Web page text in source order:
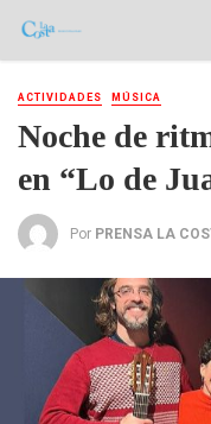
ACTIVIDADES MÚSICA
Noche de
en “Lo de
Por PRENSA LA